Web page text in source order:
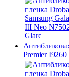
Premier